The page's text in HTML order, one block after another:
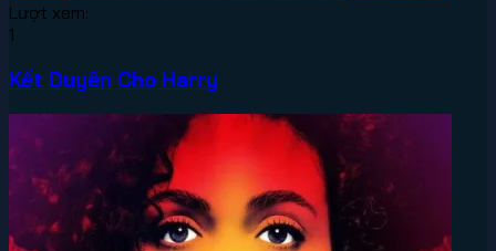
Lượt xem:
1
Kết Duyên Cho Harry